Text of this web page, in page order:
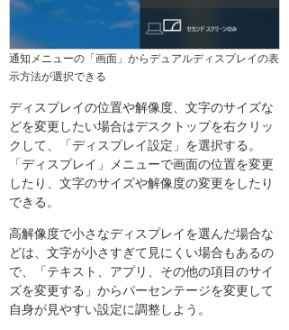
通知メニューの「画面」からデュアルディスプレイの表
示方法が選択できる
ディスプレイの位置や解像度、文字のサイズな
どを変更したい場合はデスクトップを右クリッ
クして、「ディスプレイ設定」を選択する。
「ディスプレイ」メニューで画面の位置を変更
したり、文字のサイズや解像度の変更をしたり
できる。
高解像度で小さなディスプレイを選んだ場合な
どは、文字が小さすぎて見にくい場合もあるの
で、「テキスト、アプリ、その他の項目のサイ
ズを変更する」からパーセンテージを変更して
自身が見やすい設定に調整しよう。